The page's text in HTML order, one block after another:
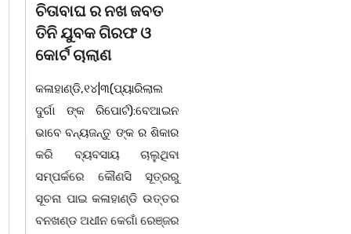
ଚିତାବାଘ ର ନଖ ଜବତ
ତିନି ଯୁବକ ଗିରଫ ଓ
କୋର୍ଟ ଚାଲାଣ
କଳାହାଣ୍ଡି,୧୪|୩(ପ୍ୟାରିଲାଲ
ଦୁର୍ଗା ଙ୍କ ରିପୋର୍ଟ):ବେଆଇନ
ଭାବେ ବନ୍ୟଜନ୍ତୁ ଙ୍କ ର ଶିକାର
କରି ବ୍ୟବସାୟ ଚାଲୁଥିବା
ସମ୍ପର୍କରେ କୌଣସି ସୂତ୍ରରୁ
ସୂଚନା ପାଇ କଳାହାଣ୍ଡି ଉତ୍ତର
ବନଖଣ୍ଡ ଅଧୀନ କେଗାଁ ରେଞ୍ଜର